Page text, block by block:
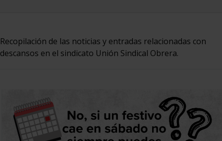
Recopilación de las noticias y entradas relacionadas con
descansos en el sindicato Unión Sindical Obrera.